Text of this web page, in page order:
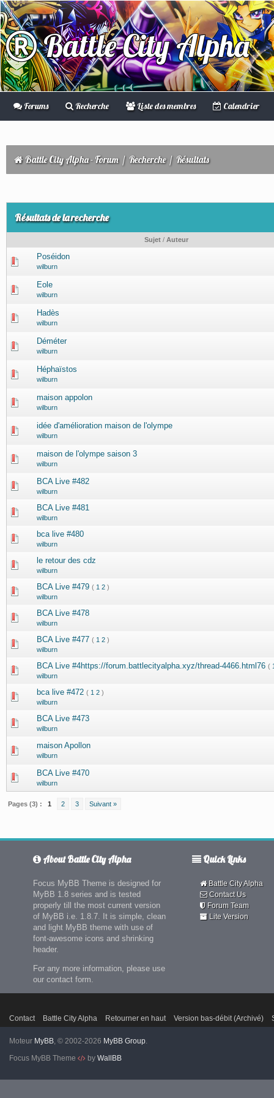
Battle City Alpha
Forums Recherche Liste des membres Calendrier
Battle City Alpha - Forum/ Recherche / Résultats
Résultats de la recherche
Sujet / Auteur
Poséidon
wilburn
Eole
wilburn
Hadès
wilburn
Déméter
wilburn
Héphaïstos
wilburn
maison appolon
wilburn
idée d'amélioration maison de l'olympe
wilburn
maison de l'olympe saison 3
wilburn
BCA Live #482
wilburn
BCA Live #481
wilburn
bca live #480
wilburn
le retour des cdz
wilburn
BCA Live #479 ( 1 2 )
wilburn
BCA Live #478
wilburn
BCA Live #477 ( 1 2 )
wilburn
BCA Live #4https://forum.battlecityalpha.xyz/thread-4466.html76 (
wilburn
bca live #472 ( 1 2 )
wilburn
BCA Live #473
wilburn
maison Apollon
wilburn
BCA Live #470
wilburn
Pages (3) : 1 2 3 Suivant »
About Battle City Alpha
Focus MyBB Theme is designed for
MyBB 1.8 series and is tested
properly till the most current version
of MyBB i.e. 1.8.7. It is simple, clean
and light MyBB theme with use of
font-awesome icons and shrinking
header.
For any more information, please use
our contact form.
Quick Links
Battle City Alpha
Contact Us
Forum Team
Lite Version
Contact Battle City Alpha Retourner en haut Version bas-débit (Archivé)
Moteur MyBB, © 2002-2026 MyBB Group.
Focus MyBB Theme
by WallBB